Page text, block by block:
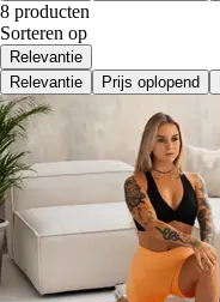
8 producten
Sorteren op
Relevantie
Relevantie
Prijs oplopend